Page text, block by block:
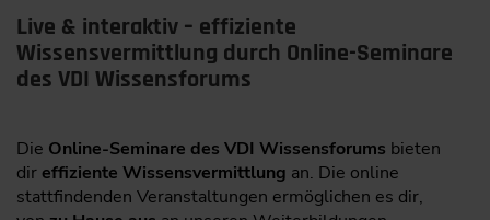
Live & interaktiv – effiziente
Wissensvermittlung durch Online-Seminare
des VDI Wissensforums
Die Online-Seminare des VDI Wissensforums bieten
dir effiziente Wissensvermittlung an. Die online
stattfindenden Veranstaltungen ermöglichen es dir,